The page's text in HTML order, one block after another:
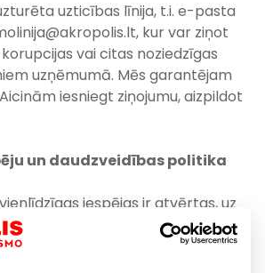
uzticības līnija, t.i. e-pasta
kur var ziņot
vai citas noziedzīgas
uzņēmumā. Mēs garantējam
iesniegt ziņojumu, aizpildot
un daudzveidības politika
iespējas ir atvērtas, uz
plaukstošas sabiedrības
iespēju un daudzveidības